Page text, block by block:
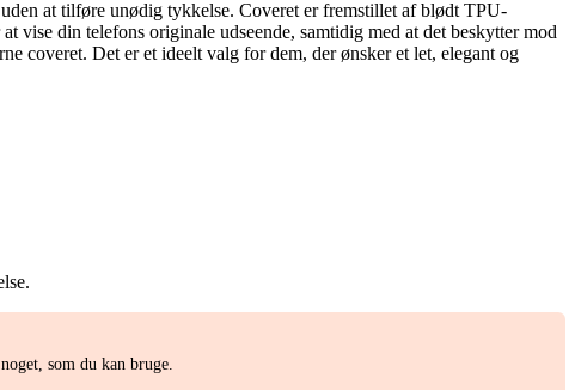
at tilføre unødig tykkelse. Coveret er fremstillet af blødt TPU-
vise din telefons originale udseende, samtidig med at det beskytter mod
coveret. Det er et ideelt valg for dem, der ønsker et let, elegant og
som du kan bruge.